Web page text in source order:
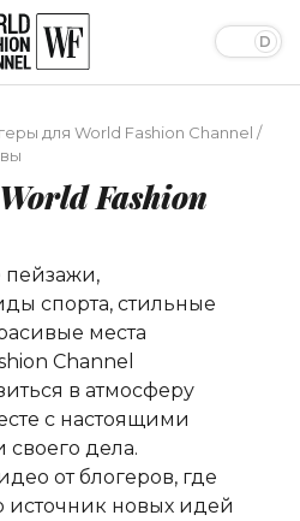
для World Fashion Channel /
Fashion
спорта, стильные
места
Channel
в атмосферу
c настоящими
дела.
от блогеров, где
источник новых идей